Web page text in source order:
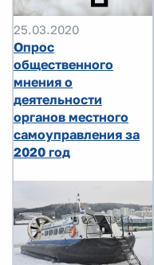
25.03.2020
Опрос
общественного
мнения о
деятельности
органов местного
самоуправления за
2020 год